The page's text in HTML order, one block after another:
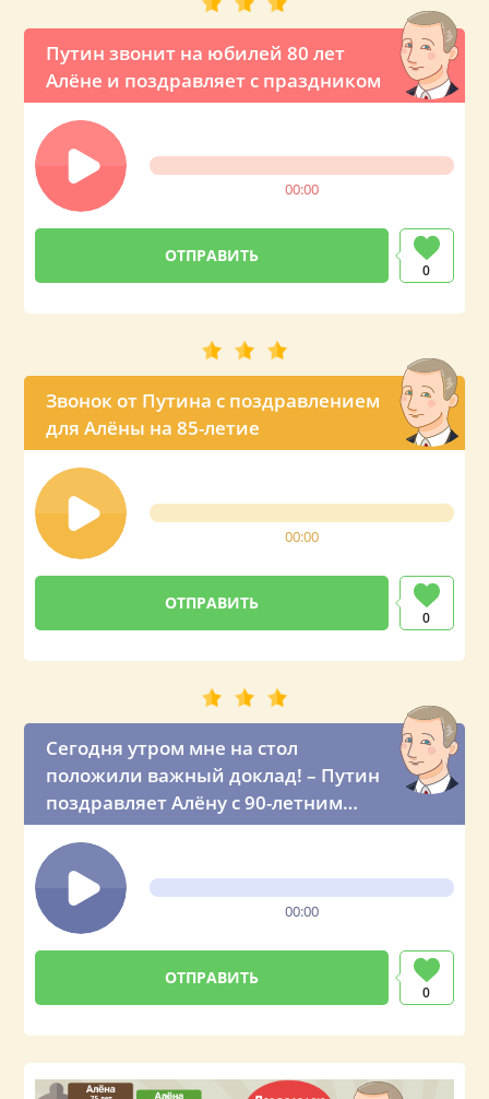
Путин звонит на юбилей 80 лет
Алёне и поздравляет с праздником
00:00
0
Звонок от Путина с поздравлением
для Алёны на 85-летие
00:00
0
Сегодня утром мне на стол
положили важный доклад! – Путин
поздравляет Алёну с 90-летним
юбилеем
00:00
0